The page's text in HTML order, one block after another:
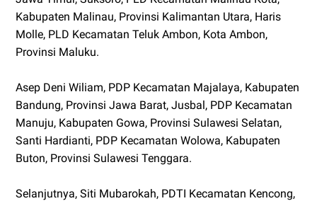
Kabupaten Malinau, Provinsi Kalimantan Utara, Haris
Molle, PLD Kecamatan Teluk Ambon, Kota Ambon,
Provinsi Maluku.
Asep Deni Wiliam, PDP Kecamatan Majalaya, Kabupaten
Bandung, Provinsi Jawa Barat, Jusbal, PDP Kecamatan
Manuju, Kabupaten Gowa, Provinsi Sulawesi Selatan,
Santi Hardianti, PDP Kecamatan Wolowa, Kabupaten
Buton, Provinsi Sulawesi Tenggara.
Selanjutnya, Siti Mubarokah, PDTI Kecamatan Kencong,